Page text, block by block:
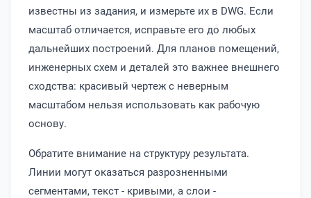
известны из задания, и измерьте их в DWG. Если
масштаб отличается, исправьте его до любых
дальнейших построений. Для планов помещений,
инженерных схем и деталей это важнее внешнего
сходства: красивый чертеж с неверным
масштабом нельзя использовать как рабочую
основу.
Обратите внимание на структуру результата.
Линии могут оказаться разрозненными
сегментами, текст - кривыми, а слои -